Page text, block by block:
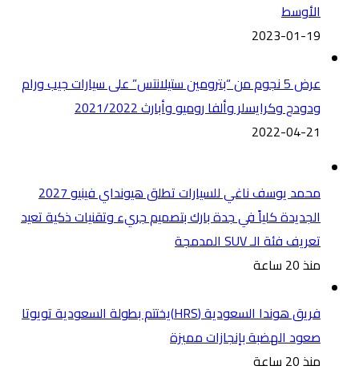
الأوسط
2023-01-19
عرض 5 نجوم من “بترومين ستيلانتس” على سيارات جيب ورام
ودودج وكرايسلر وألفا روميو وأبارث 2021/2022
2022-04-21
محمد يوسف ناغي للسيارات تطلق هيونداي فينيو 2027
الجديدة كلياً في جدة بارك بتصميم جريء وتقنيات ذكية تعيد
تعريف فئة الـ SUV المدمجة
منذ 20 ساعة
فريق هوندا السعودية (HRS)يختتم بطولة السعودية تويوتا
صعود الهضبة بإنجازات مميزة
منذ 20 ساعة